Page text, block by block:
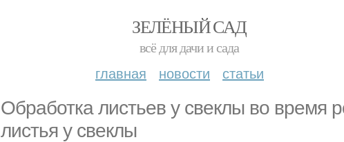
ЗЕЛЁНЫЙ САД
всё для дачи и сада
главная новости статьи
Обработка листьев у свеклы во время
листья у свеклы